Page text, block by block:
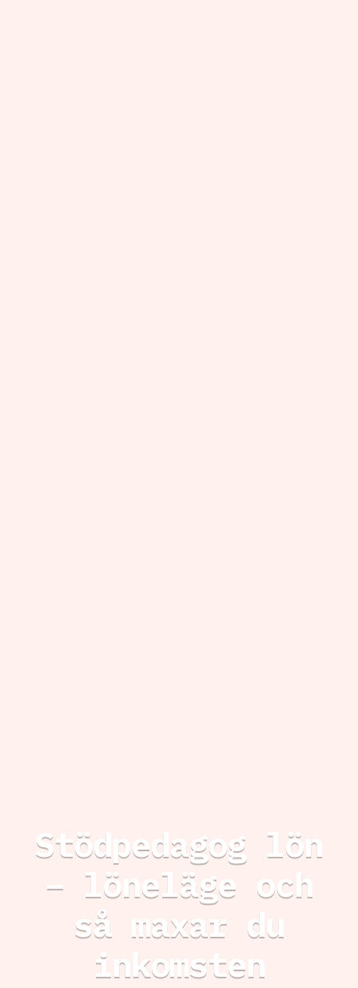
Stödpedagog lön
– löneläge och
så maxar du
inkomsten